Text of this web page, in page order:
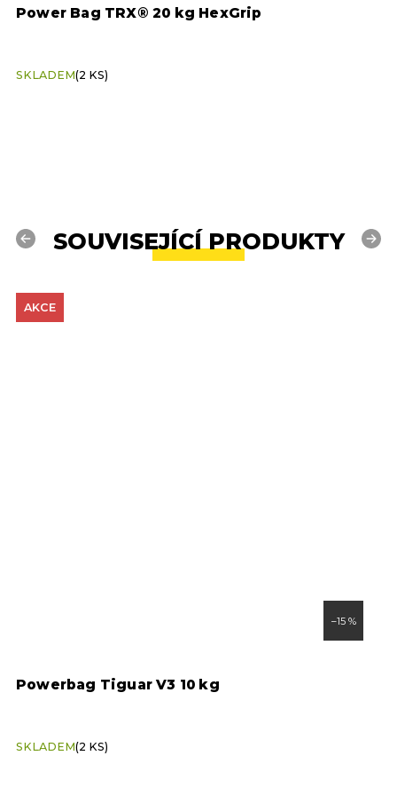
Power Bag TRX® 20 kg HexGrip
SKLADEM(2 KS)
SOUVISEJÍCÍ PRODUKTY
Previous
AKCE
–15 %
Powerbag Tiguar V3 10 kg
SKLADEM(2 KS)
Next